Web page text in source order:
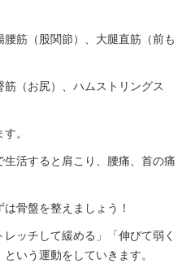
筋（股関節）、大腿直筋（前も
（お尻）、ハムストリングス
。
活すると肩こり、腰痛、首の痛
骨盤を整えましょう！
ッチして緩める」「伸びて弱く
いう運動をしていきます。